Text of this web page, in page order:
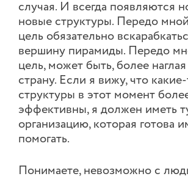
случая. И всегда появляются
новые структуры. Передо
цель обязательно
вершину пирамиды. Передо
цель, может быть, более
страну. Если я вижу, что
структуры в этот момент
эффективны, я должен иметь
организацию, которая готова
помогать.
Понимаете, невозможно с